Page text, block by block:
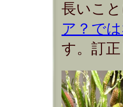
長いこ
ア？で
す。訂